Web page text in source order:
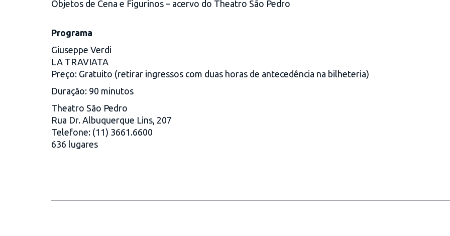
Objetos de Cena e Figurinos – acervo do Theatro São Pedro
Programa
Giuseppe Verdi
LA TRAVIATA
Preço: Gratuito (retirar ingressos com duas horas de antecedência na bilheteria)
Duração: 90 minutos
Theatro São Pedro
Rua Dr. Albuquerque Lins, 207
Telefone: (11) 3661.6600
636 lugares